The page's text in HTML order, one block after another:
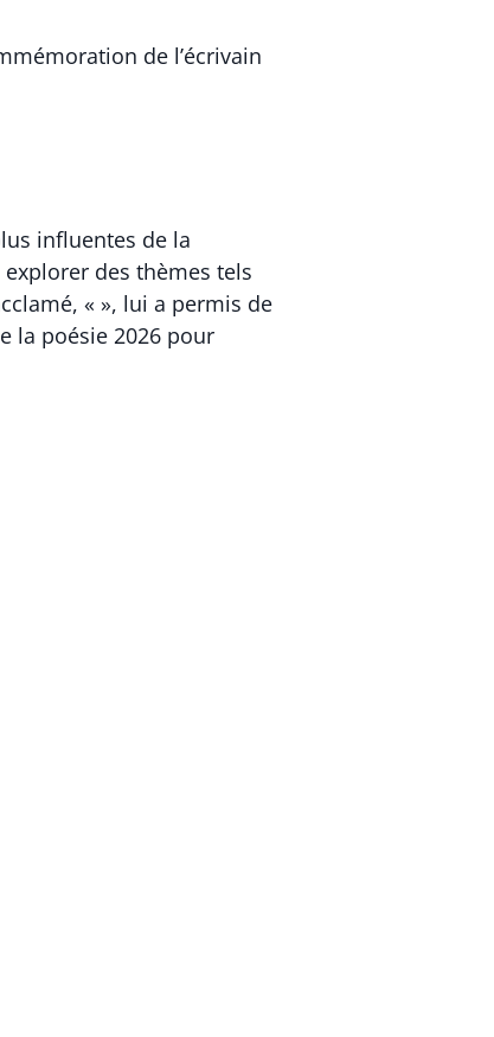
de l’écrivain
influentes de la
des thèmes tels
« », lui a permis de
la poésie 2026 pour